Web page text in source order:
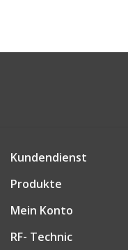
Kundendienst
Produkte
Mein Konto
RF- Technic